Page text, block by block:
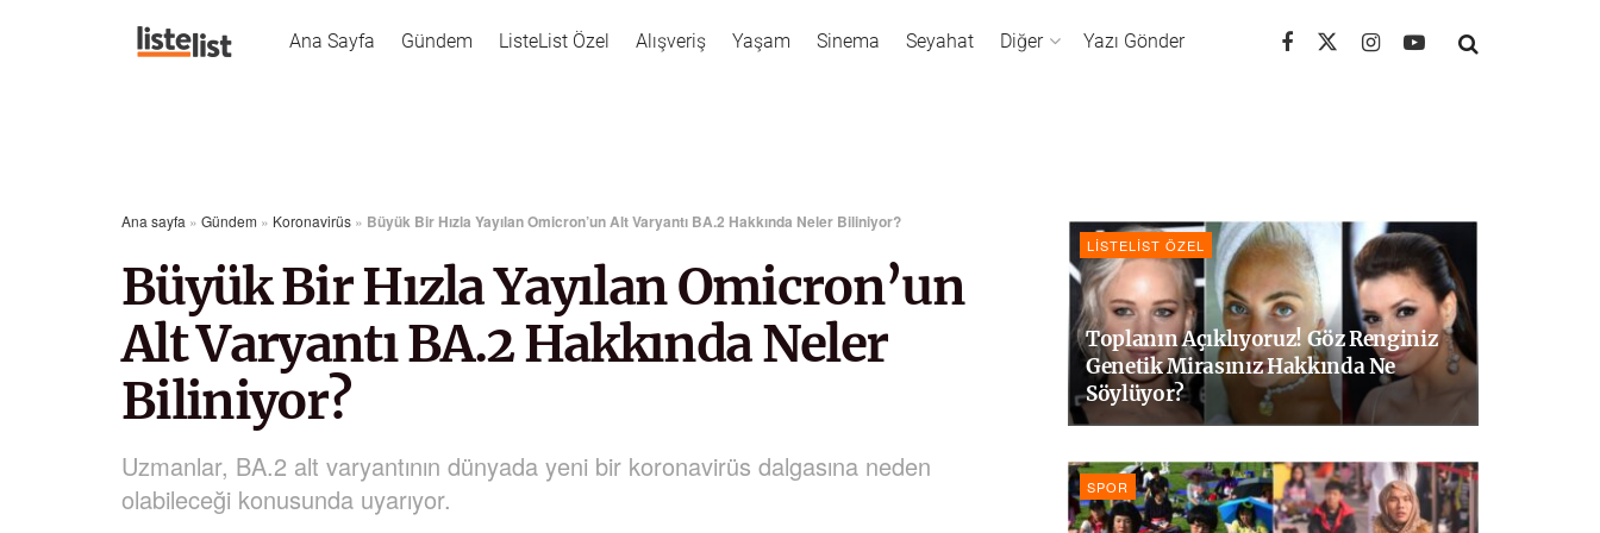
Ana Sayfa Gündem ListeList Özel Alışveriş Yaşam Sinema Seyahat Diğer Yazı Gönder
Ana sayfa » Gündem » Koronavirüs » Büyük Bir Hızla Yayılan Omicron’un Alt Varyantı BA.2 Hakkında Neler Biliniyor?
Büyük Bir Hızla Yayılan Omicron’un
Alt Varyantı BA.2 Hakkında Neler
Biliniyor?
Uzmanlar, BA.2 alt varyantının dünyada yeni bir koronavirüs dalgasına neden
olabileceği konusunda uyarıyor.
LISTELIST ÖZEL
Toplanın Açıklıyoruz! Göz Renginiz
Genetik Mirasınız Hakkında Ne
Söylüyor?
SPOR